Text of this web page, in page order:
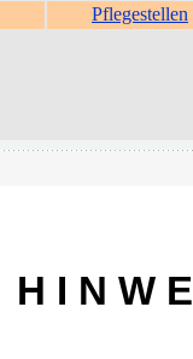
Pflegestellen
H I N W